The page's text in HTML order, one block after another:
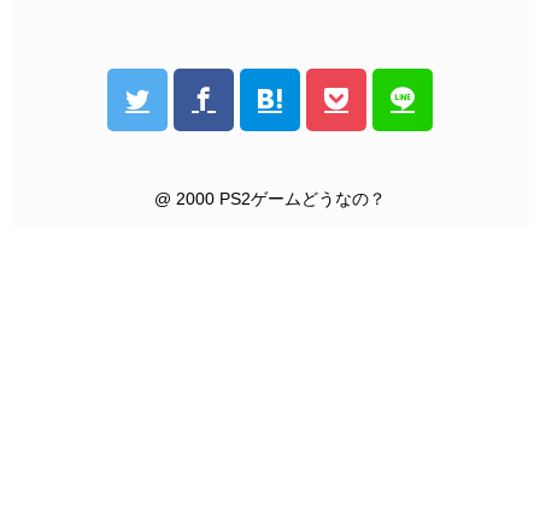
@ 2000 PS2ゲームどうなの？